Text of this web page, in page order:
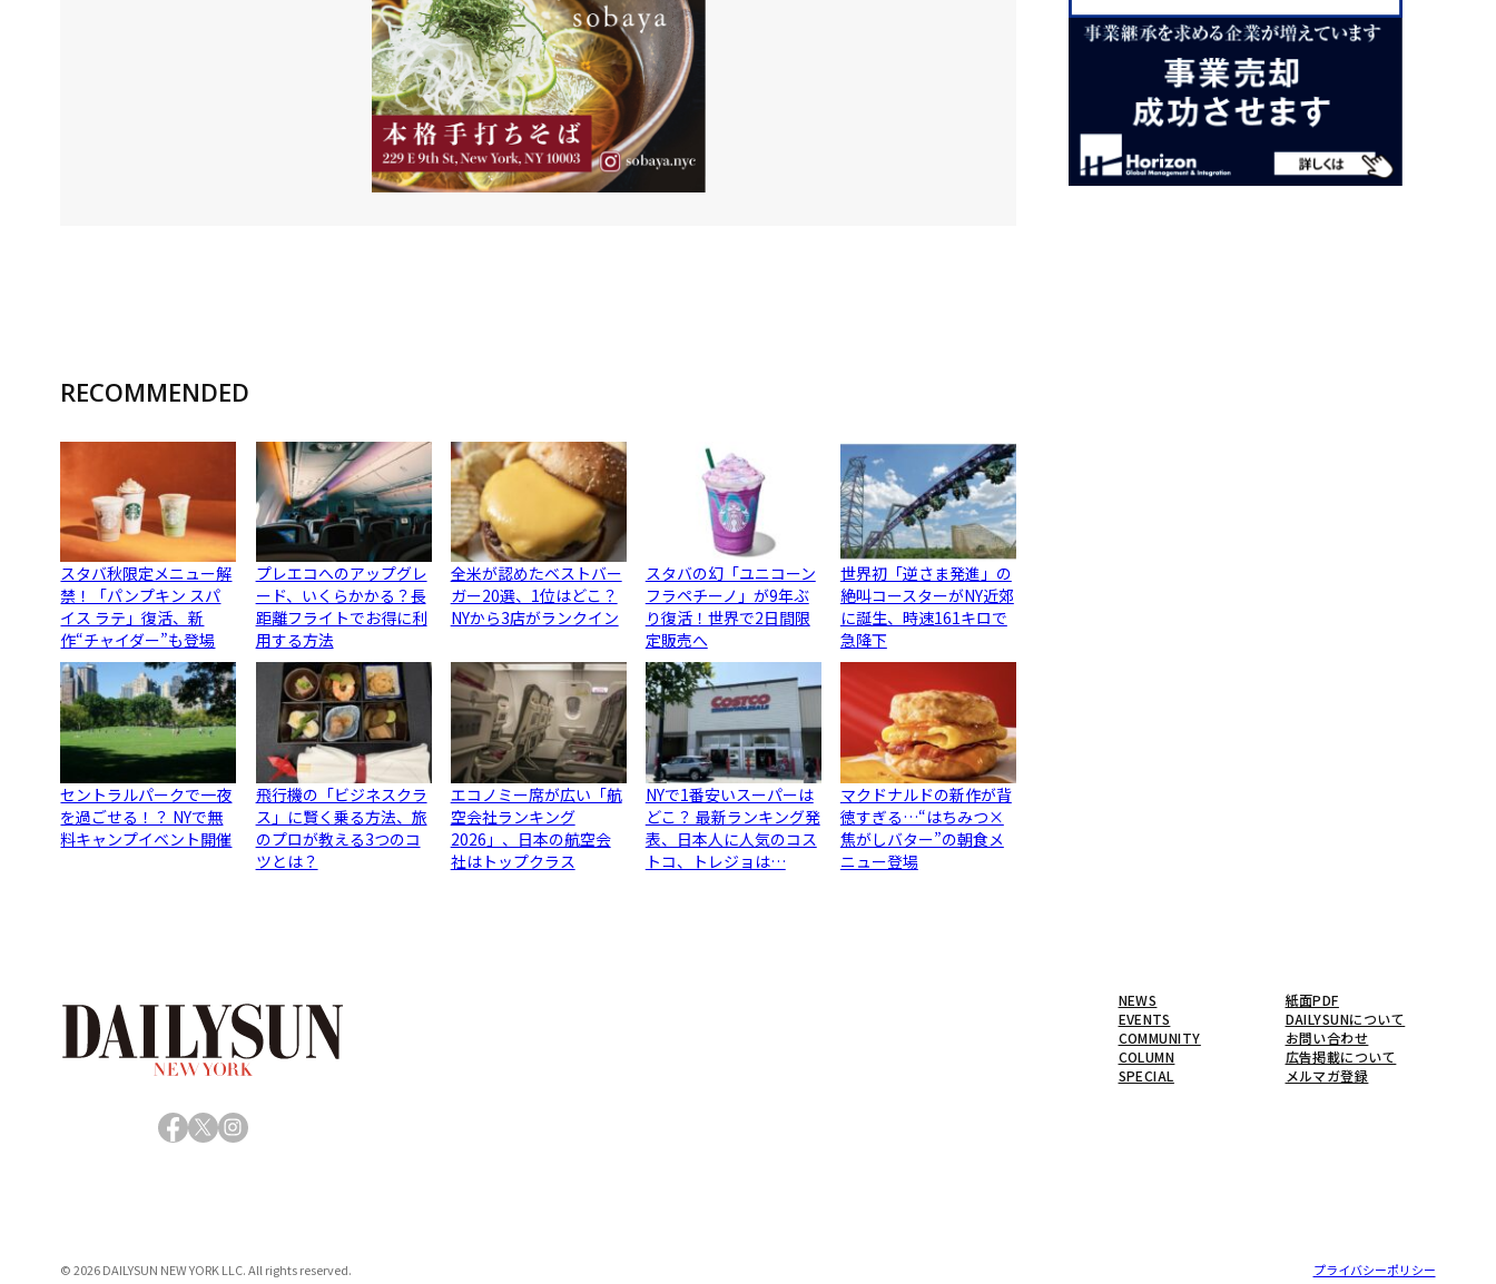
RECOMMENDED
スタバ秋限定メニュー解
禁！「パンプキン スパ
イス ラテ」復活、新
作“チャイダー”も登場
プレエコへのアップグレ
ード、いくらかかる？長
距離フライトでお得に利
用する方法
全米が認めたベストバー
ガー20選、1位はどこ？
NYから3店がランクイン
スタバの幻「ユニコーン
フラペチーノ」が9年ぶ
り復活！世界で2日間限
定販売へ
世界初「逆さま発進」の
絶叫コースターがNY近郊
に誕生、時速161キロで
急降下
セントラルパークで一夜
を過ごせる！？ NYで無
料キャンプイベント開催
飛行機の「ビジネスクラ
ス」に賢く乗る方法、旅
のプロが教える3つのコ
ツとは？
エコノミー席が広い「航
空会社ランキング
2026」、日本の航空会
社はトップクラス
NYで1番安いスーパーは
どこ？ 最新ランキング発
表、日本人に人気のコス
トコ、トレジョは…
マクドナルドの新作が背
徳すぎる…“はちみつ×
焦がしバター”の朝食メ
ニュー登場
Facebook
X Instagram
NEWS
EVENTS
COMMUNITY
COLUMN
SPECIAL
紙面PDF
DAILYSUNについて
お問い合わせ
広告掲載について
メルマガ登録
© 2026 DAILYSUN NEW YORK LLC. All rights reserved. プライバシーポリシー